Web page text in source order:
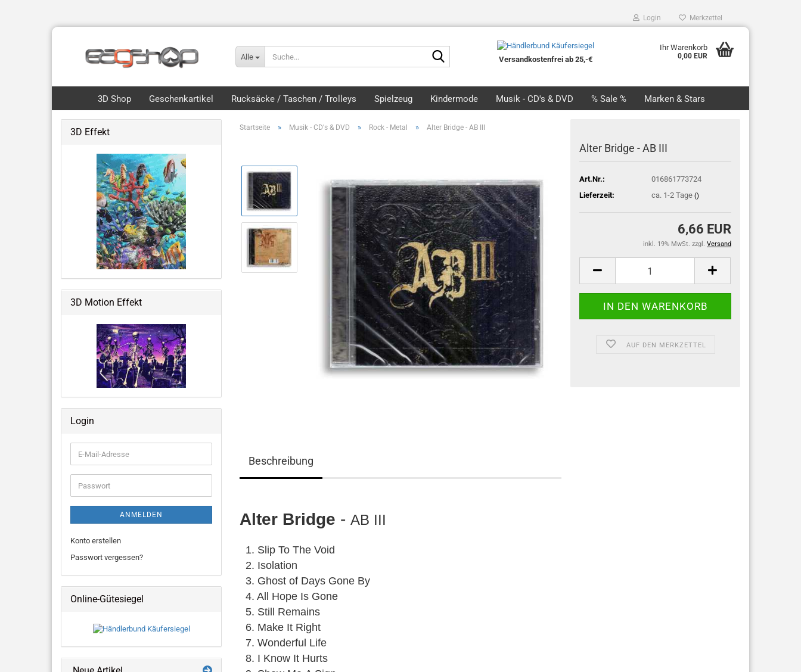
Login Merkzettel
Alle
Versandkostenfrei ab 25,-€
Ihr Warenkorb
0,00 EUR
3D Shop
Royce 3D Collection Packs
3D Lesezeichen Hunde
Dinos & Drachen
Fische, Wale, Haie & mehr
Hunde & Katzen
Vögel & Fliegendes
Wüste & Dschungel-Tiere
weitere Tiermotive
Weltraum & Aliens
Grusliges, Halloween &
Fantastisches
Große Notizbücher mit 3D-Cover
3D ART Medikarten
3D Foto Mediklappkarten
3D Schulanfangskarten
Geschenkartikel Rucksäcke / Taschen / Trolleys Spielzeug Kindermode Musik - CD's & DVD % Sale % Marken & Stars
Startseite » Musik - CD's & DVD » Rock - Metal » Alter Bridge - AB III
Alter Bridge - AB III
Art.Nr.:
016861773724
Lieferzeit:
ca. 1-2 Tage()
6,66 EUR
inkl. 19% MwSt. zzgl. Versand
AUF DEN MERKZETTEL
Beschreibung
Alter Bridge - AB III
1. Slip To The Void
2. Isolation
3. Ghost of Days Gone By
4. All Hope Is Gone
5. Still Remains
6. Make It Right
7. Wonderful Life
8. I Know It Hurts
3D Effekt
3D Motion Effekt
Login
E-
Mail-
Adresse
Passwort
ANMELDEN
Konto erstellen
Passwort vergessen?
Online-Gütesiegel